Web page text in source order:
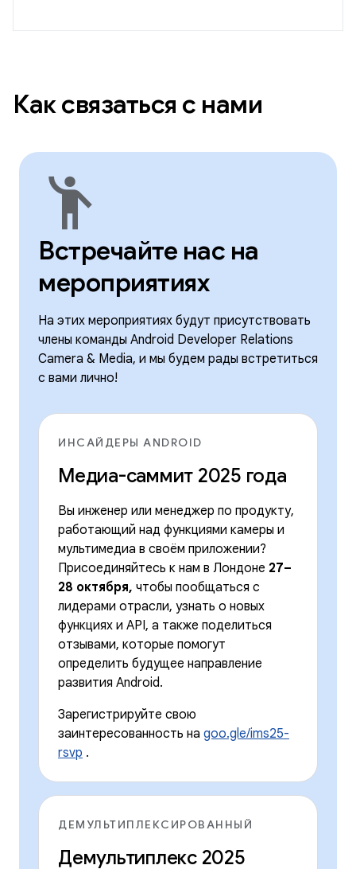
Как связаться с нами
emoji_people
Встречайте нас на
мероприятиях
На этих мероприятиях будут присутствовать
члены команды Android Developer Relations
Camera & Media, и мы будем рады встретиться
с вами лично!
ИНСАЙДЕРЫ ANDROID
Медиа-саммит 2025 года
Вы инженер или менеджер по продукту,
работающий над функциями камеры и
мультимедиа в своём приложении?
Присоединяйтесь к нам в Лондоне 27–
28 октября, чтобы пообщаться с
лидерами отрасли, узнать о новых
функциях и API, а также поделиться
отзывами, которые помогут
определить будущее направление
развития Android.
Зарегистрируйте свою
заинтересованность на goo.gle/ims25-
rsvp .
ДЕМУЛЬТИПЛЕКСИРОВАННЫЙ
Демультиплекс 2025